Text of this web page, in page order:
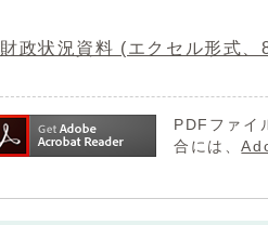
財政状況資料 (エクセル形式
PDFファイ
合には、